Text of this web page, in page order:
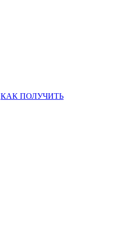
КАК ПОЛУЧИТЬ